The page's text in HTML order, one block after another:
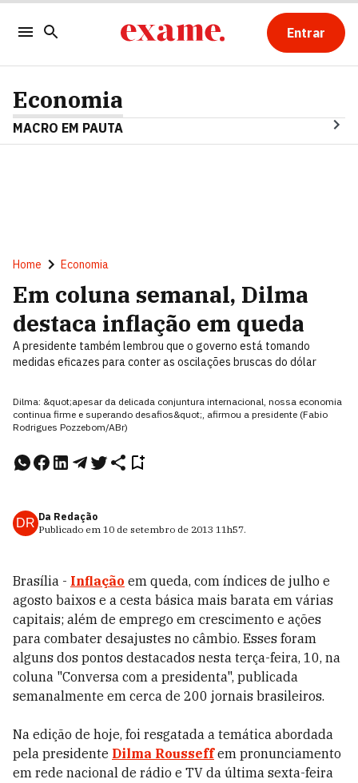
Entrar
Economia
MACRO EM PAUTA
Home Economia
Em coluna semanal, Dilma
destaca inflação em queda
A presidente também lembrou que o governo está tomando
medidas eficazes para conter as oscilações bruscas do dólar
Dilma: &quot;apesar da delicada conjuntura internacional, nossa economia
continua firme e superando desafios&quot;, afirmou a presidente (Fabio
Rodrigues Pozzebom/ABr)
DR Da Redação
Publicado em 10 de setembro de 2013 11h57.
Brasília - Inflação em queda, com índices de julho e
agosto baixos e a cesta básica mais barata em várias
capitais; além de emprego em crescimento e ações
para combater desajustes no câmbio. Esses foram
alguns dos pontos destacados nesta terça-feira, 10, na
coluna "Conversa com a presidenta", publicada
semanalmente em cerca de 200 jornais brasileiros.
Na edição de hoje, foi resgatada a temática abordada
pela presidente Dilma Rousseffem pronunciamento
em rede nacional de rádio e TV da última sexta-feira